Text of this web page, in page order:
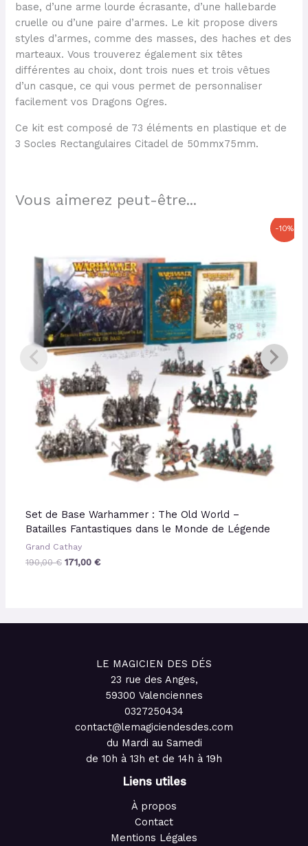
base, d’une arme lourde écrasante, d’une hallebarde
cruelle ou d’une paire d’armes. Le kit propose divers
styles d’armes, comme des masses, des haches et des
marteaux. Vous trouverez également six têtes
différentes au choix, dont trois nues et trois vêtues
d’un casque, ce qui vous permet de personnaliser
facilement vos Dragons Ogres.
Ce kit est composé de 73 éléments en plastique et de
3 Socles Rectangulaires Citadel de 50mmx75mm.
Vous aimerez peut-être...
-10%
Set de Base Warhammer : The Old World –
Batailles Fantastiques dans le Monde de Légende
Grand Cathay
190,00€
était :
190,00 €.
171,00€
est :
171,00 €.
LE MAGICIEN DES DÉS
23 rue des Anges,
59300 Valenciennes
0327250434
contact@lemagiciendesdes.com
du Mardi au Samedi
de 10h à 13h et de 14h à 19h
Liens utiles
À propos
Contact
Mentions Légales